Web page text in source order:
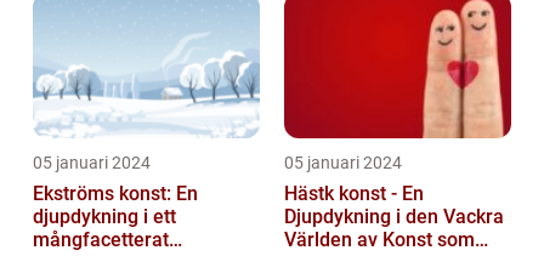
05 januari 2024
Ekströms konst: En
djupdykning i ett
mångfacetterat
05 januari 2024
Hästk konst - En
Djupdykning i den Vackra
Världen av Konst som